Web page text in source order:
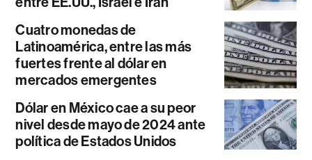
Cuatro monedas de
Latinoamérica, entre las más
fuertes frente al dólar en
mercados emergentes
Dólar en México cae a su peor
nivel desde mayo de 2024 ante
política de Estados Unidos